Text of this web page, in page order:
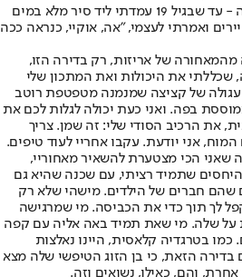
בשניצל טבעול ובפיצה מקפיצה - עד שבגיל 19 עמדתי ליד סיר מלא במים
ואמרתי לעצמי, "אה, אוקיי, כנראה ככה
של אריזות, רק בדירה הזו,
שכללתי את היכולות ואת המתכון שלי
עגולה של קציצה שמנמנה מטפטפת רוטב
בפה. ואני כעת יכולה לגלות לכם את
את הרכיב הסודי שלי: זה שמן. צריך
אני יודעת. עקבו אחריי לעוד טיפים.
שאני הכי מצטערת להשאיר מאחוריי,
שתמיד רציתי, עם שכנה שהיא גם
שהם חברים של הילדים. מישהי שלא רק
לך תוך כדי את הכביסה. מי שמרגישה
על שלה. מי שאת תמיד באה אליה עם קפה
בטרגדיה קלאסית, היינו נאלצות
בדירה הזאת, כי בן הזוג הטיפשי שלה מצא
והם, כאילו, נשואים וזה.